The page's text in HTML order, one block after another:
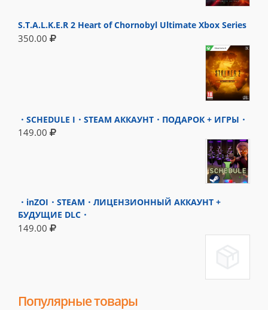
S.T.A.L.K.E.R 2 Heart of Chornobyl Ultimate Xbox Series
350.00
・SCHEDULE I・STEAM АККАУНТ・ПОДАРОК + ИГРЫ・
149.00
・inZOI・STEAM・ЛИЦЕНЗИОННЫЙ АККАУНТ +
БУДУЩИЕ DLC・
149.00
Популярные товары